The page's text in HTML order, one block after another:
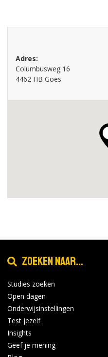
Adres:
Columbusweg 16
4462 HB Goes
Zoeken naar...
Studies zoeken
Open dagen
Onderwijsinstellingen
Test jezelf
Insights
Geef je mening